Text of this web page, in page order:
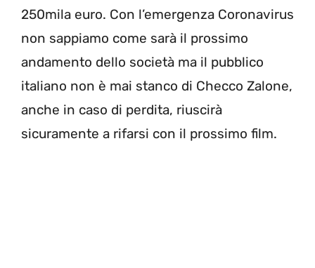
250mila euro. Con l’emergenza Coronavirus
non sappiamo come sarà il prossimo
andamento dello società ma il pubblico
italiano non è mai stanco di Checco Zalone,
anche in caso di perdita, riuscirà
sicuramente a rifarsi con il prossimo film.